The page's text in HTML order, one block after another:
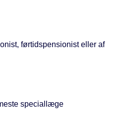
førtidspensionist eller af
speciallæge